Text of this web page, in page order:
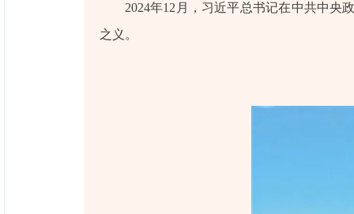
2024年12月，习近平总书记在中共中央
之义。